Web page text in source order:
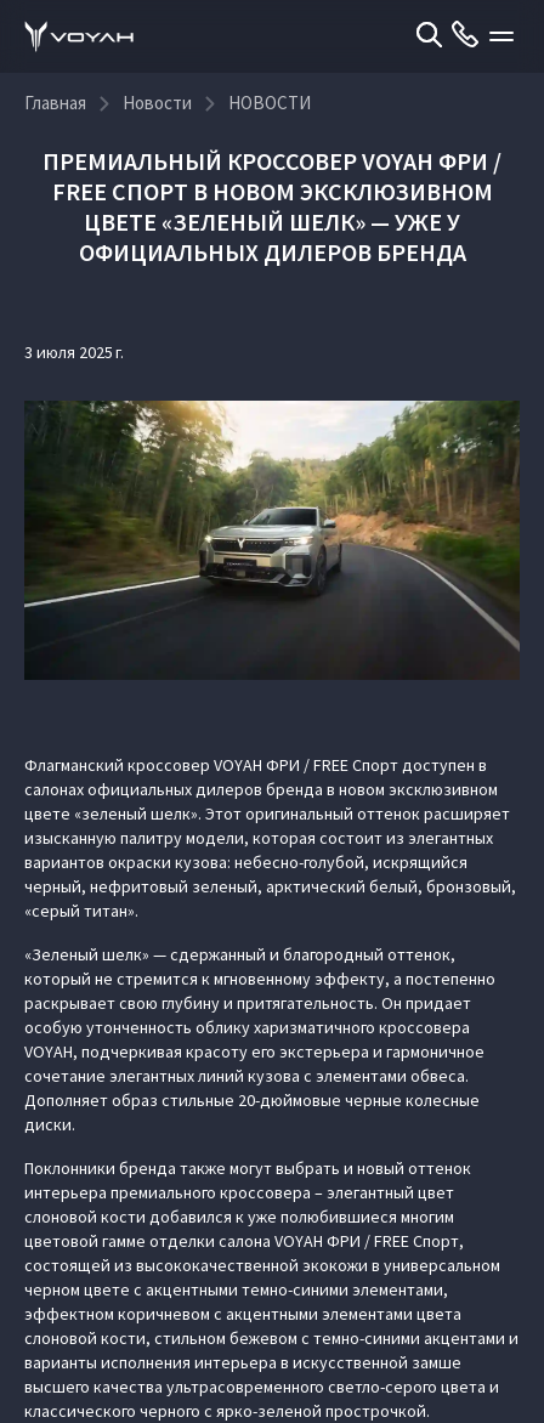
Главная Новости НОВОСТИ
ПРЕМИАЛЬНЫЙ КРОССОВЕР VOYAH ФРИ /
FREE СПОРТ В НОВОМ ЭКСКЛЮЗИВНОМ
ЦВЕТЕ «ЗЕЛЕНЫЙ ШЕЛК» — УЖЕ У
ОФИЦИАЛЬНЫХ ДИЛЕРОВ БРЕНДА
3 июля 2025 г.
Флагманский кроссовер VOYAH ФРИ / FREE Спорт доступен в
салонах официальных дилеров бренда в новом эксклюзивном
цвете «зеленый шелк». Этот оригинальный оттенок расширяет
изысканную палитру модели, которая состоит из элегантных
вариантов окраски кузова: небесно-голубой, искрящийся
черный, нефритовый зеленый, арктический белый, бронзовый,
«серый титан».
«Зеленый шелк» — сдержанный и благородный оттенок,
который не стремится к мгновенному эффекту, а постепенно
раскрывает свою глубину и притягательность. Он придает
особую утонченность облику харизматичного кроссовера
VOYAH, подчеркивая красоту его экстерьера и гармоничное
сочетание элегантных линий кузова с элементами обвеса.
Дополняет образ стильные 20-дюймовые черные колесные
диски.
Поклонники бренда также могут выбрать и новый оттенок
интерьера премиального кроссовера – элегантный цвет
слоновой кости добавился к уже полюбившиеся многим
цветовой гамме отделки салона VOYAH ФРИ / FREE Спорт,
состоящей из высококачественной экокожи в универсальном
черном цвете с акцентными темно-синими элементами,
эффектном коричневом с акцентными элементами цвета
слоновой кости, стильном бежевом с темно-синими акцентами и
варианты исполнения интерьера в искусственной замше
высшего качества ультрасовременного светло-серого цвета и
классического черного с ярко-зеленой прострочкой.